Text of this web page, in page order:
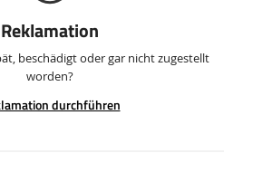
Reklamation
beschädigt oder gar nicht zugestellt
worden?
durchführen